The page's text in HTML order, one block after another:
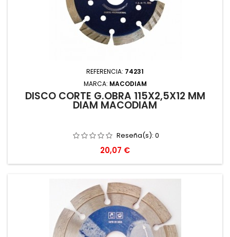
REFERENCIA: 74231
MARCA: MACODIAM
DISCO CORTE G.OBRA 115X2,5X12 MM
DIAM MACODIAM
Reseña(s): 0
Precio
20,07 €